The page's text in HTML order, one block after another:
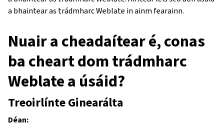
a bhaintear as trádmharc Weblate in ainm fearainn.
Nuair a cheadaítear é, conas
ba cheart dom trádmharc
Weblate a úsáid?
Treoirlínte Ginearálta
Déan: